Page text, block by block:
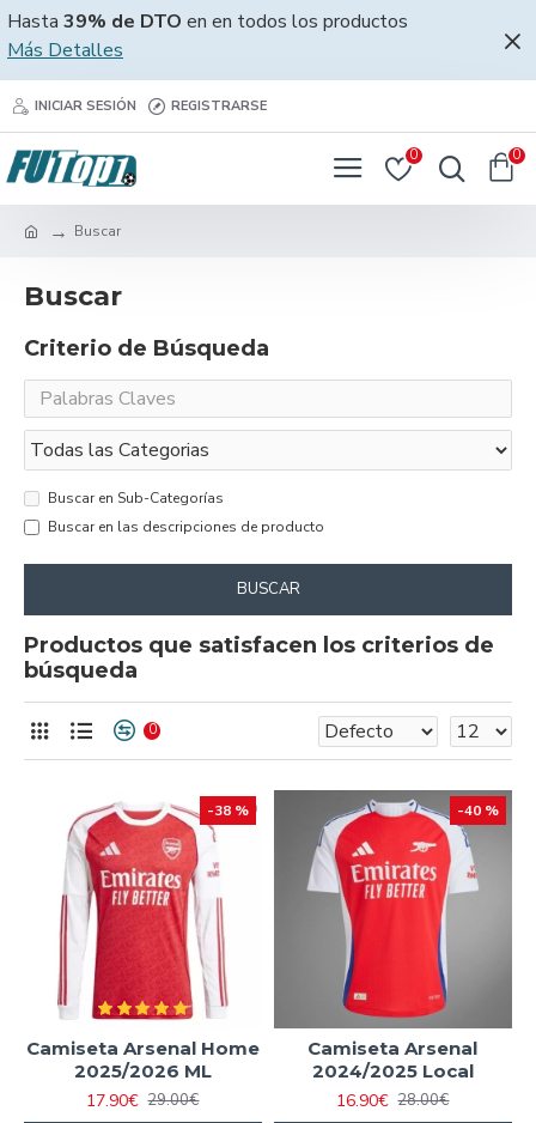
Hasta 39% de DTO en en todos los productos
Más Detalles
INICIAR SESIÓN REGISTRARSE
0 0
Buscar
Buscar
Criterio de Búsqueda
Buscar en Sub-Categorías
Buscar en las descripciones de producto
BUSCAR
Productos que satisfacen los criterios de
búsqueda
0
-38 %
Camiseta Arsenal Home
2025/2026 ML
17.90€ 29.00€
-40 %
Camiseta Arsenal
2024/2025 Local
16.90€ 28.00€